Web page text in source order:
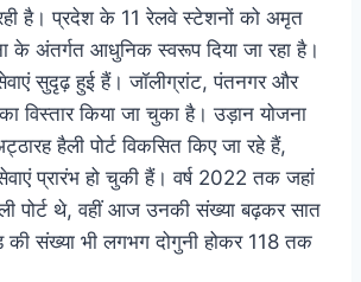
है। प्रदेश के 11 रेलवे स्टेशनों को अमृत
के अंतर्गत आधुनिक स्वरूप दिया जा रहा है।
सुदृढ़ हुई हैं। जॉलीग्रांट, पंतनगर और
का विस्तार किया जा चुका है। उड़ान योजना
हैली पोर्ट विकसित किए जा रहे हैं,
प्रारंभ हो चुकी हैं। वर्ष 2022 तक जहां
पोर्ट थे, वहीं आज उनकी संख्या बढ़कर सात
की संख्या भी लगभग दोगुनी होकर 118 तक